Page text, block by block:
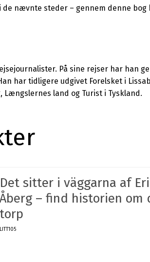
nævnte steder – gennem denne bog
På sine rejser har
har tidligere udgivet Forelsket i
land og Turist i Tyskland.
Det sitter i väggarna af
Åberg – find historien om
torp
LITT105